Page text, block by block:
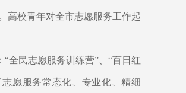
高校青年对全市志愿服务工作起
全民志愿服务训练营”、“百日红
愿服务常态化、专业化、精细